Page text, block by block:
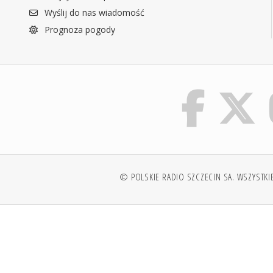
Wyślij do nas wiadomość
Prognoza pogody
© POLSKIE RADIO SZCZECIN SA.